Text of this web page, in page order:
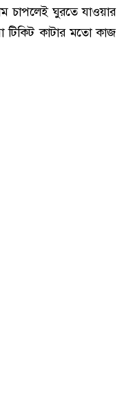
চাপলেই ঘুরতে যাওয়ার
টিকিট কাটার মতো কাজ